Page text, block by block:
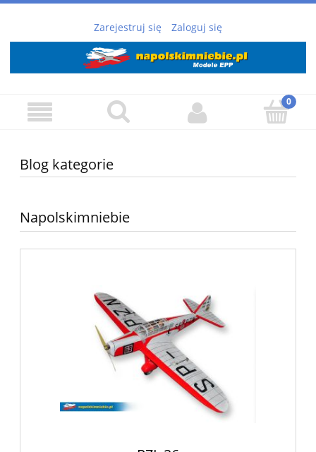
Zarejestruj się Zaloguj się
Blog kategorie
Napolskimniebie